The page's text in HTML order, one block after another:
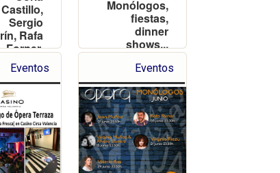
Castillo,
Sergio
Rafa
Forner,
Górriz
y Raúl
se
al
casino
Monólogos,
fiestas,
dinner
shows...
tantas y tan
variadas
que no vas
a saber qué
perderte
Eventos Eventos